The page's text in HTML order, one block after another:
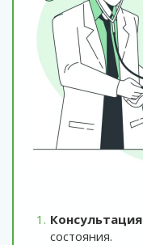
Консультация
состояния.